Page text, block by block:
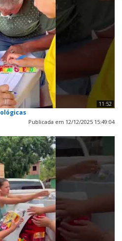
11:52
Publicada em 12/12/2025 15:49:04